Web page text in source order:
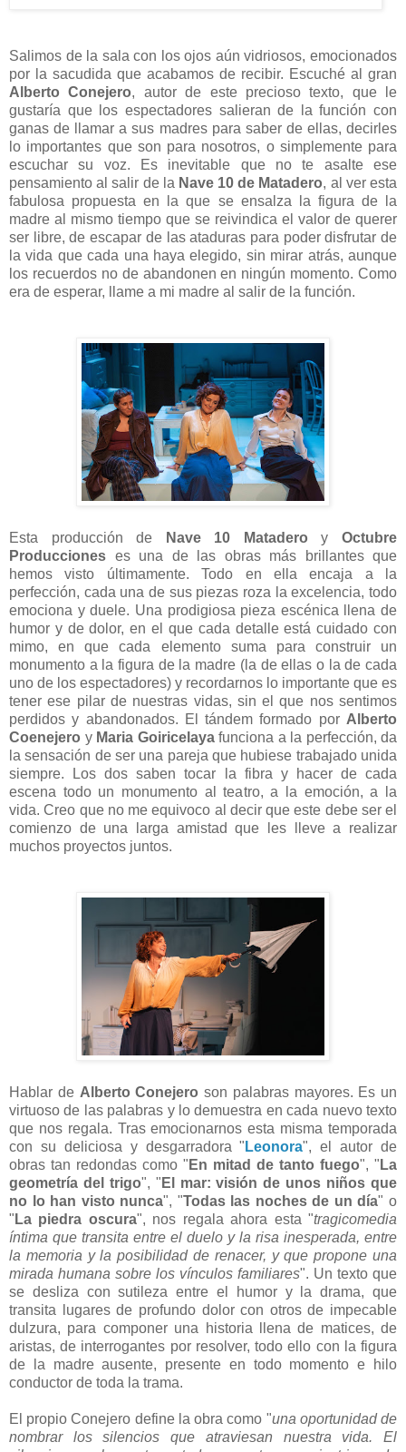
Salimos de la sala con los ojos aún vidriosos, emocionados
por la sacudida que acabamos de recibir. Escuché al gran
Alberto Conejero, autor de este precioso texto, que le
gustaría que los espectadores salieran de la función con
ganas de llamar a sus madres para saber de ellas, decirles
lo importantes que son para nosotros, o simplemente para
escuchar su voz. Es inevitable que no te asalte ese
pensamiento al salir de la Nave 10 de Matadero, al ver esta
fabulosa propuesta en la que se ensalza la figura de la
madre al mismo tiempo que se reivindica el valor de querer
ser libre, de escapar de las ataduras para poder disfrutar de
la vida que cada una haya elegido, sin mirar atrás, aunque
los recuerdos no de abandonen en ningún momento. Como
era de esperar, llame a mi madre al salir de la función.
Esta producción de Nave 10 Matadero yOctubre
Producciones es una de las obras más brillantes que
hemos visto últimamente. Todo en ella encaja a la
perfección, cada una de sus piezas roza la excelencia, todo
emociona y duele. Una prodigiosa pieza escénica llena de
humor y de dolor, en el que cada detalle está cuidado con
mimo, en que cada elemento suma para construir un
monumento a la figura de la madre (la de ellas o la de cada
uno de los espectadores) y recordarnos lo importante que es
tener ese pilar de nuestras vidas, sin el que nos sentimos
perdidos y abandonados. El tándem formado por Alberto
Coenejero y Maria Goiricelayafunciona a la perfección, da
la sensación de ser una pareja que hubiese trabajado unida
siempre. Los dos saben tocar la fibra y hacer de cada
escena todo un monumento al teatro, a la emoción, a la
vida. Creo que no me equivoco al decir que este debe ser el
comienzo de una larga amistad que les lleve a realizar
muchos proyectos juntos.
Hablar de Alberto Conejero son palabras mayores. Es un
virtuoso de las palabras y lo demuestra en cada nuevo texto
que nos regala. Tras emocionarnos esta misma temporada
con su deliciosa y desgarradora " Leonora", el autor de
obras tan redondas como " En mitad de tanto fuego", " La
geometría del trigo", " El mar: visión de unos niños que
no lo han visto nunca", "Todas las noches de un día" o
" La piedra oscura", nos regala ahora esta "tragicomedia
íntima que transita entre el duelo y la risa inesperada, entre
la memoria y la posibilidad de renacer, y que propone una
mirada humana sobre los vínculos familiares". Un texto que
se desliza con sutileza entre el humor y la drama, que
transita lugares de profundo dolor con otros de impecable
dulzura, para componer una historia llena de matices, de
aristas, de interrogantes por resolver, todo ello con la figura
de la madre ausente, presente en todo momento e hilo
conductor de toda la trama.
El propio Conejero define la obra como "una oportunidad de
nombrar los silencios que atraviesan nuestra vida. El